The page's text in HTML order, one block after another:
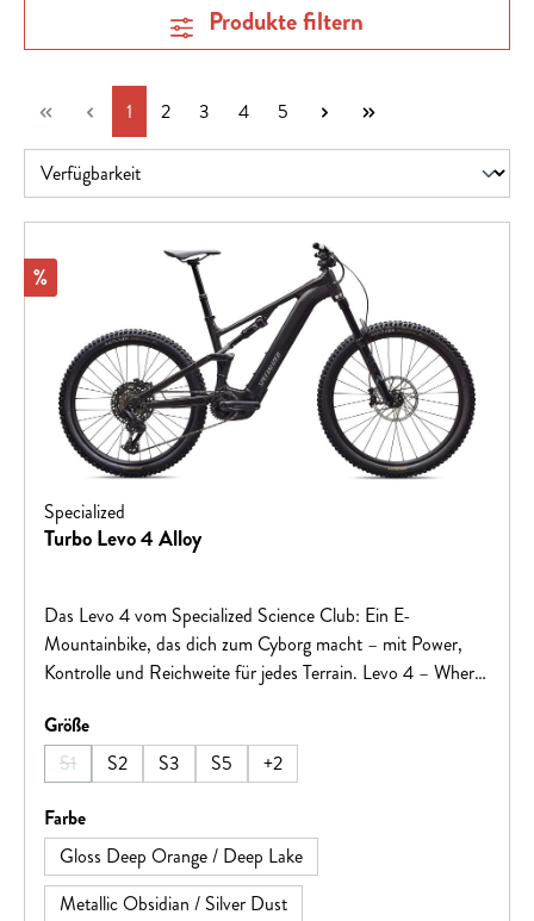
Produkte filtern
Seite
1 Seite
2 Seite
3 Seite
4 Seite
5
Rabatt
%
Specialized
Turbo Levo 4 Alloy
Das Levo 4 vom Specialized Science Club: Ein E-
Mountainbike, das dich zum Cyborg macht – mit Power,
Kontrolle und Reichweite für jedes Terrain. Levo 4 – Where
Größeauswählen
S1
(Diese Option ist zurzeit nicht verfügbar.)
S2 S3 S5 +2
Farbeauswählen
Gloss Deep Orange / Deep Lake
Metallic Obsidian / Silver Dust